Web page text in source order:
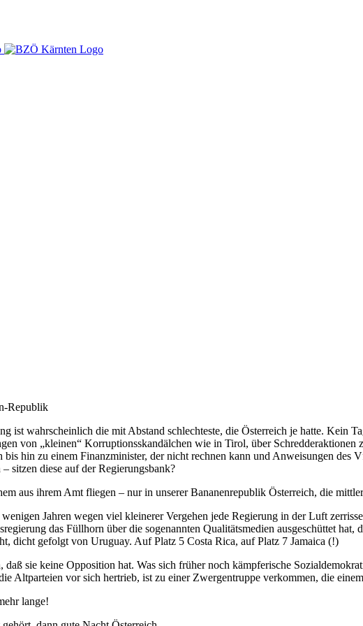
Republik
ist wahrscheinlich die mit Abstand schlechteste, die Österreich je hatte. Kein
von „kleinen“ Korruptionsskandälchen wie in Tirol, über
bis hin zu einem Finanzminister, der nicht rechnen kann und Anweisungen
sitzen diese auf der Regierungsbank?
aus ihrem Amt fliegen – nur in unserer Bananenrepublik Österreich, die
Jahren wegen viel kleinerer Vergehen jede Regierung in der Luft
das Füllhorn über die sogenannten Qualitätsmedien ausgeschüttet
dicht gefolgt von Uruguay. Auf Platz 5 Costa Rica, auf Platz 7 Jamaica (!)
sie keine Opposition hat. Was sich früher noch kämpferische
Altparteien vor sich hertrieb, ist zu einer Zwergentruppe verkommen, die
lange!